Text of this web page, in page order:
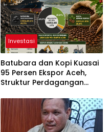
Investasi
Batubara dan Kopi Kuasai
95 Persen Ekspor Aceh,
Struktur Perdagangan
Komoditas